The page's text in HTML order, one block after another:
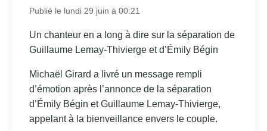
Publié le lundi 29 juin à 00:21
Un chanteur en a long à dire sur la séparation de
Guillaume Lemay-Thivierge et d’Émily Bégin
Michaël Girard a livré un message rempli
d’émotion après l’annonce de la séparation
d’Émily Bégin et Guillaume Lemay-Thivierge,
appelant à la bienveillance envers le couple.